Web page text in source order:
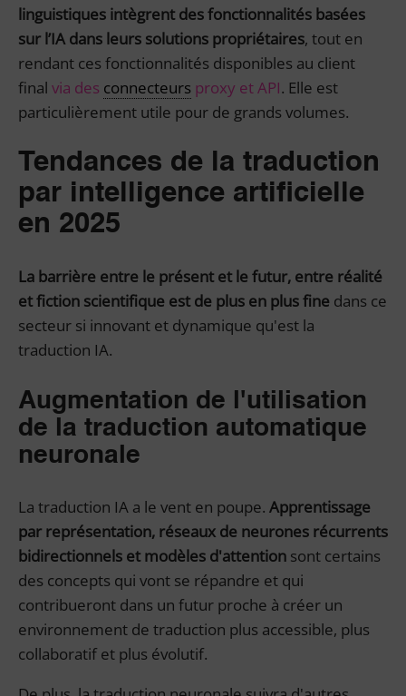
linguistiques intègrent des fonctionnalités basées
sur l’IA dans leurs solutions propriétaires, tout en
rendant ces fonctionnalités disponibles au client
final via des connecteurs proxy et API. Elle est
particulièrement utile pour de grands volumes.
Tendances de la traduction
par intelligence artificielle
en 2025
La barrière entre le présent et le futur, entre réalité
et fiction scientifique est de plus en plus fine dans ce
secteur si innovant et dynamique qu'est la
traduction IA.
Augmentation de l'utilisation
de la traduction automatique
neuronale
La traduction IA a le vent en poupe. Apprentissage
par représentation, réseaux de neurones récurrents
bidirectionnels et modèles d'attention sont certains
des concepts qui vont se répandre et qui
contribueront dans un futur proche à créer un
environnement de traduction plus accessible, plus
collaboratif et plus évolutif.